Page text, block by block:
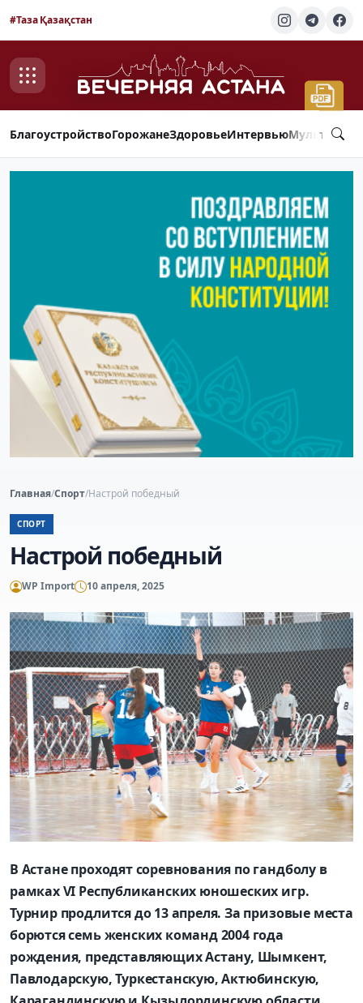
#Таза Қазақстан
БлагоустройствоГорожанеЗдоровьеИнтервью
Главная/Спорт/Настрой победный
СПОРТ
Настрой победный
WP Import 10 апреля, 2025
В Астане проходят соревнования по гандболу в
рамках VI Республиканских юношеских игр.
Турнир продлится до 13 апреля. За призовые места
борются семь женских команд 2004 года
рождения, представляющих Астану, Шымкент,
Павлодарскую, Туркестанскую, Актюбинскую,